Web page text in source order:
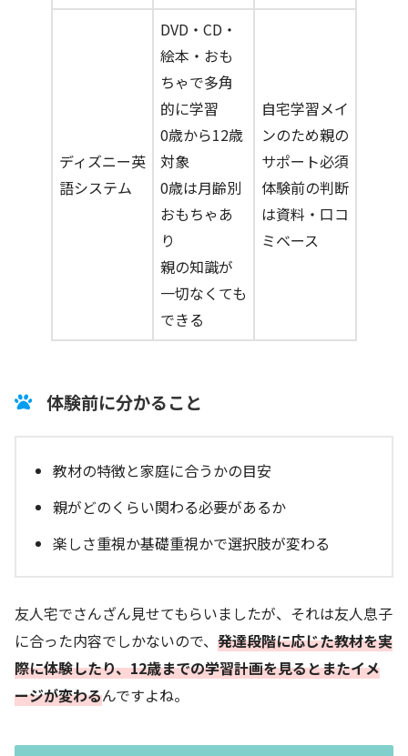
ディズニー英
語システム
DVD・CD・
絵本・おも
ちゃで多角
的に学習
0歳から12歳
対象
0歳は月齢別
おもちゃあ
り
親の知識が
一切なくても
できる
自宅学習メイ
ンのため親の
サポート必須
体験前の判断
は資料・口コ
ミベース
体験前に分かること
教材の特徴と家庭に合うかの目安
親がどのくらい関わる必要があるか
楽しさ重視か基礎重視かで選択肢が変わる
友人宅でさんざん見せてもらいましたが、それは友人息子
に合った内容でしかないので、 発達段階に応じた教材を実
際に体験したり、12歳までの学習計画を見るとまたイメ
ージが変わるんですよね。